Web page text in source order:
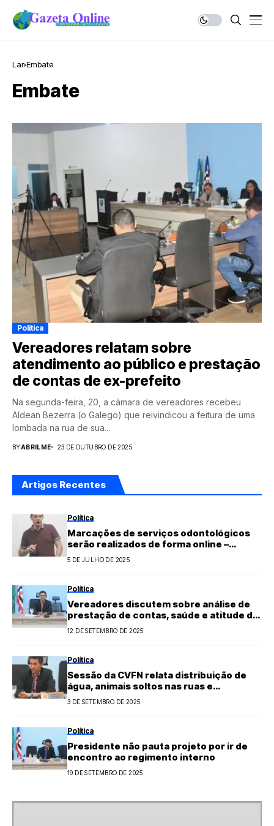
Lar Embate
Embate
Política
Vereadores relatam sobre
atendimento ao público e prestação
de contas de ex-prefeito
Na segunda-feira, 20, a câmara de vereadores recebeu
Aldean Bezerra (o Galego) que reivindicou a feitura de uma
lombada na rua de sua...
BYABRILME 23 DE OUTUBRO DE 2025
Artigos Recentes
Política
Marcações de serviços odontológicos
serão realizados de forma online –
Informa coordenador da saúde bucal
5 DE JULHO DE 2025
Política
Vereadores discutem sobre análise de
prestação de contas, saúde e atitude de
secretário
12 DE SETEMBRO DE 2025
Política
Sessão da CVFN relata distribuição de
água, animais soltos nas ruas e
queimadas
3 DE SETEMBRO DE 2025
Política
Presidente não pauta projeto por ir de
encontro ao regimento interno
19 DE SETEMBRO DE 2025